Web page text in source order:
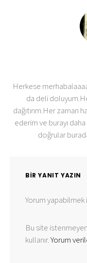
Herkese
da deli
dağıtırım.Her zaman
ederim ve burayı
doğrular
BIR YANIT YAZIN
Yorum yapabilmek
Bu site
kullanır.Yorum